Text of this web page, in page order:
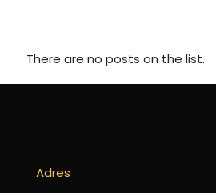
There are no posts on the list.
Adres